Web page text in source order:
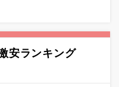
安ランキング